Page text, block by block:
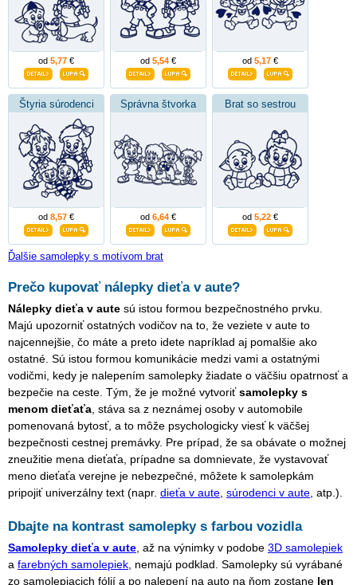
od 5,77 € od 5,54 € od 5,17 €
Štyria súrodenci
od 8,57 €
Správna štvorka
od 6,64 €
Brat so sestrou
od 5,22 €
Ďalšie samolepky s motívom brat
Prečo kupovať nálepky dieťa v aute?
Nálepky dieťa v aute sú istou formou bezpečnostného prvku.
Majú upozorniť ostatných vodičov na to, že veziete v aute to
najcennejšie, čo máte a preto idete napríklad aj pomalšie ako
ostatné. Sú istou formou komunikácie medzi vami a ostatnými
vodičmi, kedy je nalepením samolepky žiadate o väčšiu opatrnosť a
bezpečie na ceste. Tým, že je možné vytvoriťsamolepky s
menom dieťaťa , stáva sa z neznámej osoby v automobile
pomenovaná bytosť, a to môže psychologicky viesť k väčšej
bezpečnosti cestnej premávky. Pre prípad, že sa obávate o možnej
zneužitie mena dieťaťa, prípadne sa domnievate, že vystavovať
meno dieťaťa verejne je nebezpečné, môžete k samolepkám
pripojiť univerzálny text (napr. dieťa v aute súrodenci v aute , atp.).
Dbajte na kontrast samolepky s farbou vozidla
Samolepky dieťa v aute , až na výnimky v podobe 3D samolepiek
a farebných samolepiek , nemajú podklad. Samolepky sú vyrábané
zo samolepiacich fólií a po nalepení na auto na ňom zostane len